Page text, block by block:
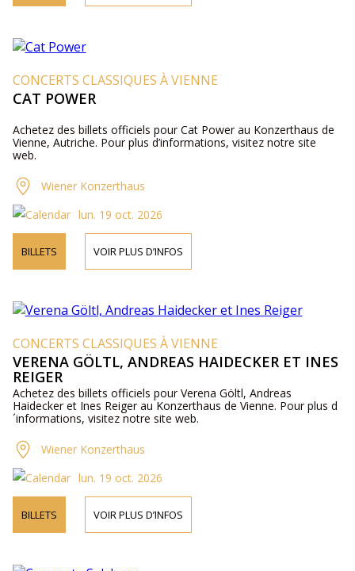
CONCERTS CLASSIQUES À VIENNE
CAT POWER
Achetez des billets officiels pour Cat Power au Konzerthaus de
Vienne, Autriche. Pour plus d’informations, visitez notre site
web.
Wiener Konzerthaus
lun. 19 oct. 2026
BILLETS VOIR PLUS D’INFOS
CONCERTS CLASSIQUES À VIENNE
VERENA GÖLTL, ANDREAS HAIDECKER ET INES
REIGER
Achetez des billets officiels pour Verena Göltl, Andreas
Haidecker et Ines Reiger au Konzerthaus de Vienne. Pour plus d
´informations, visitez notre site web.
Wiener Konzerthaus
lun. 19 oct. 2026
BILLETS VOIR PLUS D’INFOS